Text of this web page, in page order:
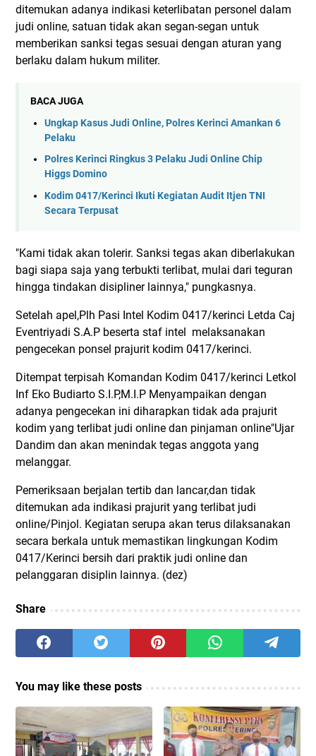
ditemukan adanya indikasi keterlibatan personel dalam
judi online, satuan tidak akan segan-segan untuk
memberikan sanksi tegas sesuai dengan aturan yang
berlaku dalam hukum militer.
BACA JUGA
Ungkap Kasus Judi Online, Polres Kerinci Amankan 6
Pelaku
Polres Kerinci Ringkus 3 Pelaku Judi Online Chip
Higgs Domino
Kodim 0417/Kerinci Ikuti Kegiatan Audit Itjen TNI
Secara Terpusat
"Kami tidak akan tolerir. Sanksi tegas akan diberlakukan
bagi siapa saja yang terbukti terlibat, mulai dari teguran
hingga tindakan disipliner lainnya," pungkasnya.
Setelah apel,Plh Pasi Intel Kodim 0417/kerinci Letda Caj
Eventriyadi S.A.P beserta staf intel melaksanakan
pengecekan ponsel prajurit kodim 0417/kerinci.
Ditempat terpisah Komandan Kodim 0417/kerinci Letkol
Inf Eko Budiarto S.I.P,M.I.P Menyampaikan dengan
adanya pengecekan ini diharapkan tidak ada prajurit
kodim yang terlibat judi online dan pinjaman online"Ujar
Dandim dan akan menindak tegas anggota yang
melanggar.
Pemeriksaan berjalan tertib dan lancar,dan tidak
ditemukan ada indikasi prajurit yang terlibat judi
online/Pinjol. Kegiatan serupa akan terus dilaksanakan
secara berkala untuk memastikan lingkungan Kodim
0417/Kerinci bersih dari praktik judi online dan
pelanggaran disiplin lainnya. (dez)
Share
You may like these posts